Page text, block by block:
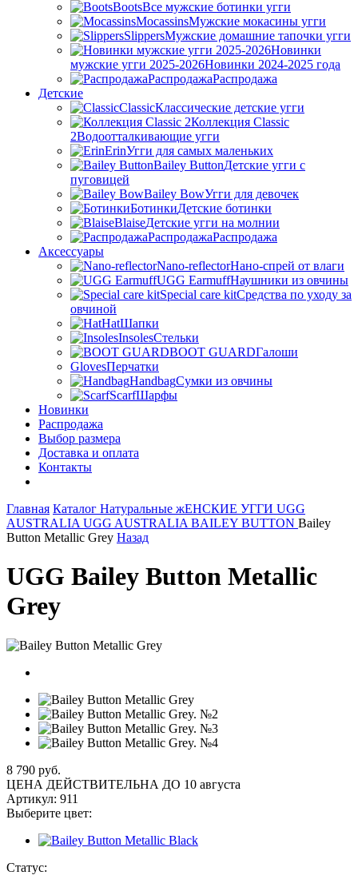
BootsВсе мужские ботинки угги
MocassinsМужские мокасины угги
SlippersМужские домашние тапочки угги
Новинки
мужские угги 2025-2026Новинки 2024-2025 года
РаспродажаРаспродажа
Детские
ClassicКлассические детские угги
Коллекция Classic
2Водоотталкивающие угги
ErinУгги для самых маленьких
Bailey ButtonДетские угги с
пуговицей
Bailey BowУгги для девочек
БотинкиДетские ботинки
BlaiseДетские угги на молнии
РаспродажаРаспродажа
Аксессуары
Nano-reflectorНано-спрей от влаги
UGG EarmuffНаушники из овчины
Special care kitСредства по уходу за
овчиной
HatШапки
InsolesСтельки
BOOT GUARDГалоши
GlovesПерчатки
HandbagСумки из овчины
ScarfШарфы
Новинки
Распродажа
Выбор размера
Доставка и оплата
Контакты
Главная Каталог Натуральные жЕНСКИЕ УГГИ UGG
AUSTRALIA UGG AUSTRALIA BAILEY BUTTON Bailey
Button Metallic Grey Назад
UGG Bailey Button Metallic
Grey
8 790 руб.
ЦЕНА ДЕЙСТВИТЕЛЬНА ДО 10 августа
Артикул: 911
Выберите цвет:
Статус: